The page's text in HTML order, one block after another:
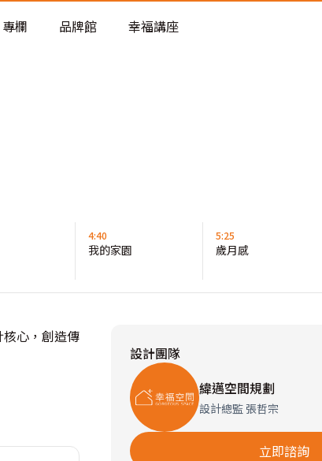
術
專欄 品牌館 幸福講座
4:40
我的家園
5:25
歲月感
心，創造傳
設計團隊
緯邁空間規劃
設計總監 張哲宗
立即諮詢